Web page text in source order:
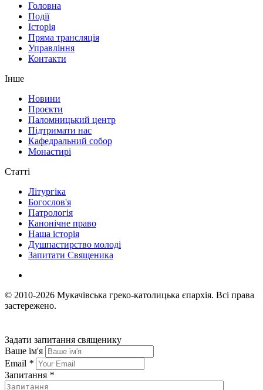
Головна
Події
Історія
Пряма трансляція
Управління
Контакти
Інше
Новини
Проєкти
Паломницький центр
Підтримати нас
Кафедральний собор
Монастирі
Статті
Літургіка
Богослов'я
Патрологія
Канонічне право
Наша історія
Душпастирство молоді
Запитати Священика
© 2010-2026 Мукачівська греко-католицька єпархія. Всі права
застережено.
Задати запитання священику
Ваше ім'я
Email *
Запитання *